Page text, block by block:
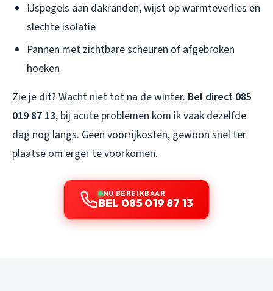
IJspegels aan dakranden, wijst op warmteverlies en
slechte isolatie
Pannen met zichtbare scheuren of afgebroken
hoeken
Zie je dit? Wacht niet tot na de winter. Bel direct 085
019 87 13, bij acute problemen kom ik vaak dezelfde
dag nog langs. Geen voorrijkosten, gewoon snel ter
plaatse om erger te voorkomen.
NU BEREIKBAAR
BEL 085 019 87 13